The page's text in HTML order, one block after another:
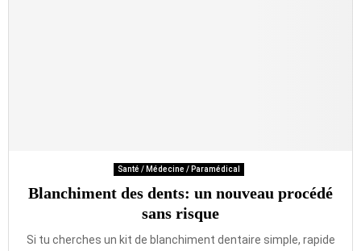
Santé / Médecine / Paramédical
Blanchiment des dents: un nouveau procédé
sans risque
Si tu cherches un kit de blanchiment dentaire simple, rapide